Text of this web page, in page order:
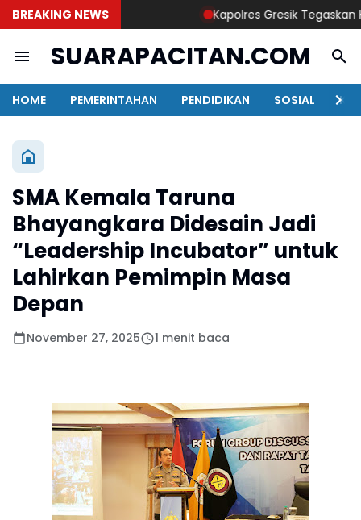
BREAKING NEWS Kapolres Gresik Tegaskan
SUARAPACITAN.COM
HOME PEMERINTAHAN PENDIDIKAN SOSIAL
SMA Kemala Taruna
Bhayangkara Didesain Jadi
“Leadership Incubator” untuk
Lahirkan Pemimpin Masa
Depan
November 27, 2025 1 menit baca